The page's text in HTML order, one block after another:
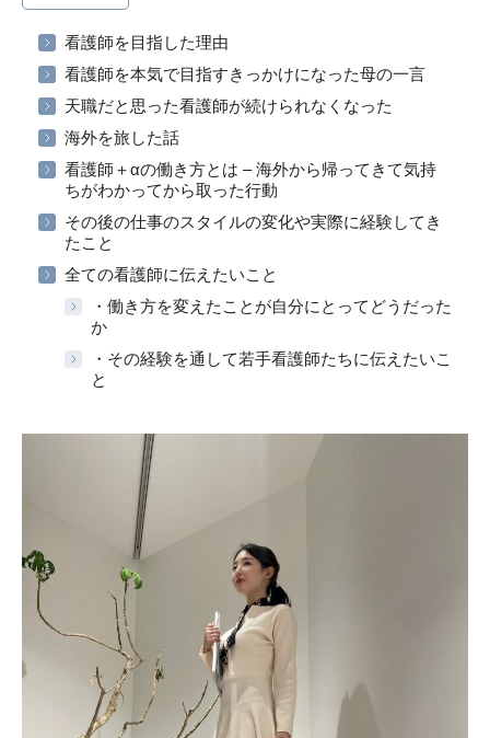
看護師を目指した理由
看護師を本気で目指すきっかけになった母の一言
天職だと思った看護師が続けられなくなった
海外を旅した話
看護師＋αの働き方とは – 海外から帰ってきて気持
ちがわかってから取った行動
その後の仕事のスタイルの変化や実際に経験してき
たこと
全ての看護師に伝えたいこと
・働き方を変えたことが自分にとってどうだった
か
・その経験を通して若手看護師たちに伝えたいこ
と